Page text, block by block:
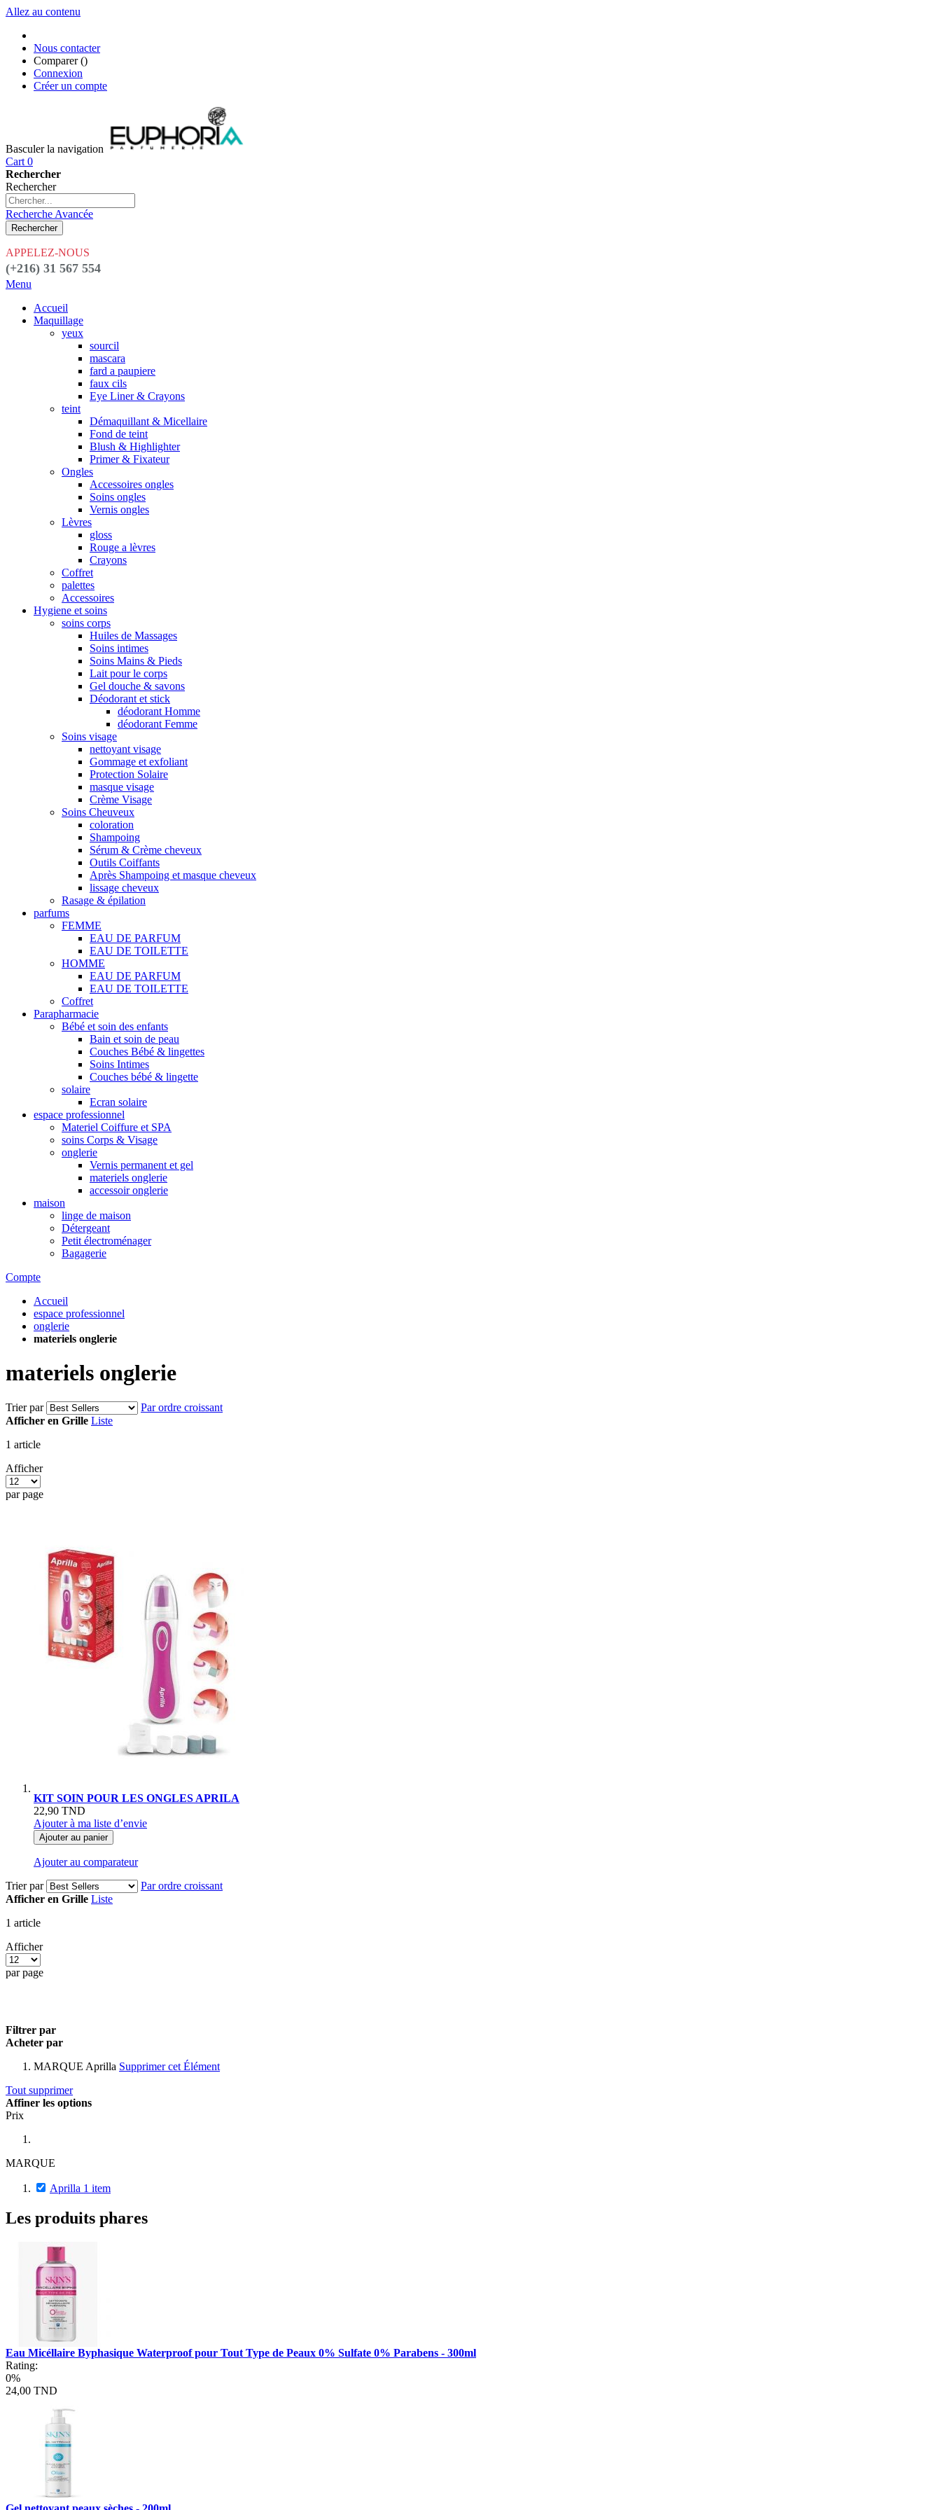
Allez au contenu
Nous contacter
Comparer ()
Connexion
Créer un compte
Basculer la navigation
Cart 0
Rechercher
Rechercher
Recherche Avancée
Rechercher
APPELEZ-NOUS
(+216) 31 567 554
Menu
Accueil
Maquillage
yeux
sourcil
mascara
fard a paupiere
faux cils
Eye Liner & Crayons
teint
Démaquillant & Micellaire
Fond de teint
Blush & Highlighter
Primer & Fixateur
Ongles
Accessoires ongles
Soins ongles
Vernis ongles
Lèvres
gloss
Rouge a lèvres
Crayons
Coffret
palettes
Accessoires
Hygiene et soins
soins corps
Huiles de Massages
Soins intimes
Soins Mains & Pieds
Lait pour le corps
Gel douche & savons
Déodorant et stick
déodorant Homme
déodorant Femme
Soins visage
nettoyant visage
Gommage et exfoliant
Protection Solaire
masque visage
Crème Visage
Soins Cheuveux
coloration
Shampoing
Sérum & Crème cheveux
Outils Coiffants
Après Shampoing et masque cheveux
lissage cheveux
Rasage & épilation
parfums
FEMME
EAU DE PARFUM
EAU DE TOILETTE
HOMME
EAU DE PARFUM
EAU DE TOILETTE
Coffret
Parapharmacie
Bébé et soin des enfants
Bain et soin de peau
Couches Bébé & lingettes
Soins Intimes
Couches bébé & lingette
solaire
Ecran solaire
espace professionnel
Materiel Coiffure et SPA
soins Corps & Visage
onglerie
Vernis permanent et gel
materiels onglerie
accessoir onglerie
maison
linge de maison
Détergeant
Petit électroménager
Bagagerie
Compte
Accueil
espace professionnel
onglerie
materiels onglerie
materiels onglerie
Trier par
Par ordre croissant
Afficher en Grille Liste
1 article
Afficher
par page
KIT SOIN POUR LES ONGLES APRILA
22,90 TND
Ajouter à ma liste d’envie
Ajouter au panier
Ajouter au comparateur
Trier par
Par ordre croissant
Afficher en Grille Liste
1 article
Afficher
par page
Filtrer par
Acheter par
MARQUE Aprilla Supprimer cet Élément
Tout supprimer
Affiner les options
Prix
MARQUE
Aprilla 1 item
Les produits phares
Eau Micéllaire Byphasique Waterproof pour Tout Type de Peaux 0% Sulfate 0% Parabens - 300ml
Rating:
0%
24,00 TND